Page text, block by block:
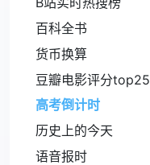
百科全书
货币换算
豆瓣电影评分top25
高考倒计时
历史上的今天
语音报时